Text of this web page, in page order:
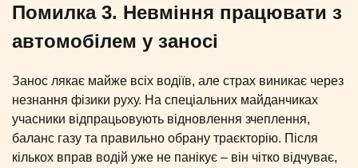
Помилка 3. Невміння працювати з
автомобілем у заносі
Занос лякає майже всіх водіїв, але страх виникає через
незнання фізики руху. На спеціальних майданчиках
учасники відпрацьовують відновлення зчеплення,
баланс газу та правильно обрану траєкторію. Після
кількох вправ водій уже не панікує – він чітко відчуває,